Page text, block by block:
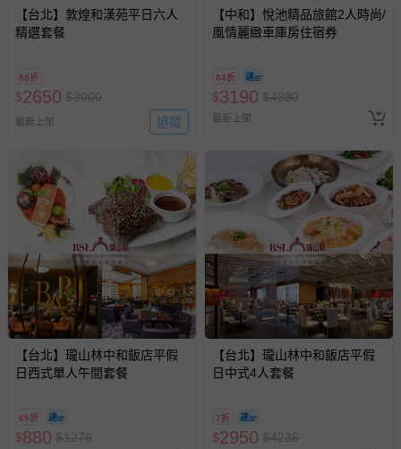
【台北】敦煌和漢苑平日六人
精選套餐
88折
$2650 $3000
最新上架 追蹤
【中和】悅池精品旅館2人時尚/
風情麗緻車庫房住宿券
64折
$3190 $4980
最新上架
【台北】瓏山林中和飯店平假
日西式單人午間套餐
69折
$880 $1276
【台北】瓏山林中和飯店平假
日中式4人套餐
7折
$2950 $4235